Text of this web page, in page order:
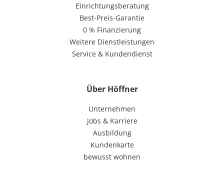
Einrichtungsberatung
Best-Preis-Garantie
0 % Finanzierung
Weitere Dienstleistungen
Service & Kundendienst
Über Höffner
Unternehmen
Jobs & Karriere
Ausbildung
Kundenkarte
bewusst wohnen